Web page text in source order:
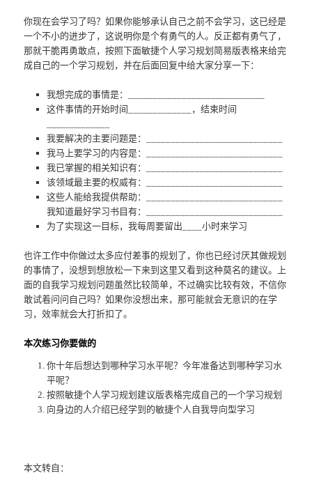
你现在会学习了吗？如果你能够承认自己之前不会学习，这已经是
一个不小的进步了，这说明你是个有勇气的人。反正都有勇气了，
那就干脆再勇敢点，按照下面敏捷个人学习规划简易版表格来给完
成自己的一个学习规划，并在后面回复中给大家分享一下：
我想完成的事情是：____________________________
这件事情的开始时间_____________，结束时间
我要解决的主要问题是：____________________________
我马上要学习的内容是：____________________________
我已掌握的相关知识有：____________________________
该领域最主要的权威有：____________________________
这些人能给我提供帮助：____________________________
我知道最好学习书目有：____________________________
为了实现这一目标，我每周要留出____小时来学习
也许工作中你做过太多应付差事的规划了，你也已经讨厌其做规划
的事情了，没想到想放松一下来到这里又看到这种莫名的建议。上
面的自我学习规划问题虽然比较简单，不过确实比较有效，不信你
敢试着问问自己吗？如果你没想出来，那可能就会无意识的在学
习，效率就会大打折扣了。
本次练习你要做的
你十年后想达到哪种学习水平呢？今年准备达到哪种学习水
平呢？
按照敏捷个人学习规划建议版表格完成自己的一个学习规划
向身边的人介绍已经学到的敏捷个人自我导向型学习
本文转自：